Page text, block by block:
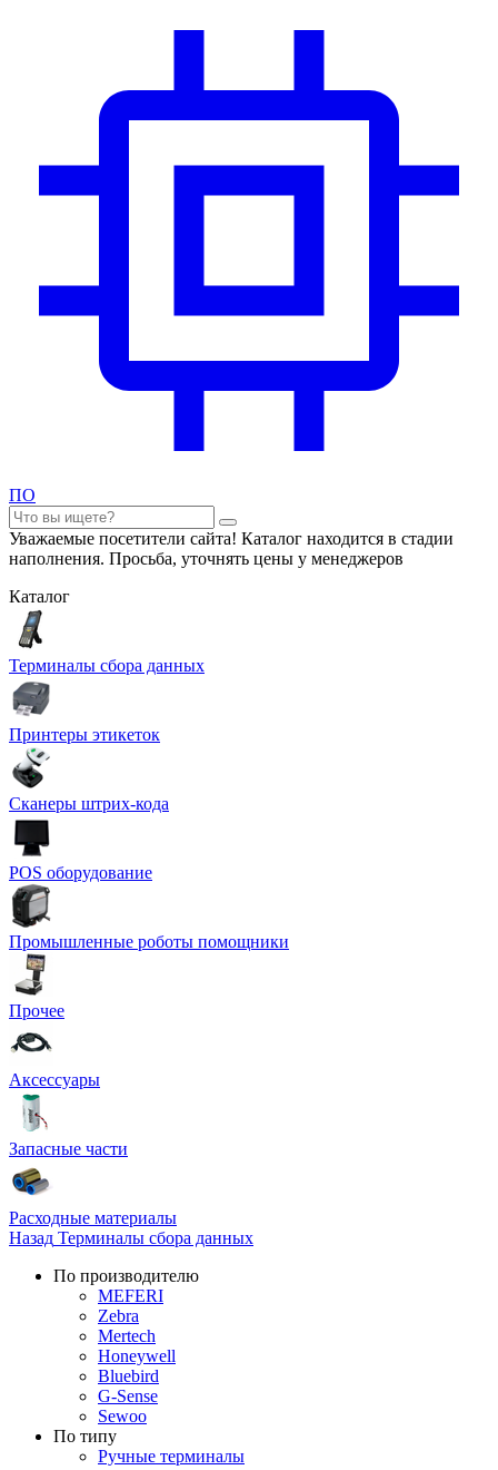
ПО
Уважаемые посетители сайта! Каталог находится в стадии
наполнения. Просьба, уточнять цены у менеджеров
Каталог
Терминалы сбора данных
Принтеры этикеток
Сканеры штрих-кода
POS оборудование
Промышленные роботы помощники
Прочее
Аксессуары
Запасные части
Расходные материалы
Назад Терминалы сбора данных
По производителю
MEFERI
Zebra
Mertech
Honeywell
Bluebird
G-Sense
Sewoo
По типу
Ручные терминалы